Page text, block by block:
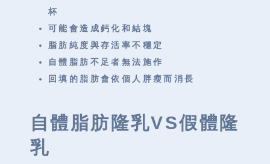
杯
可能會造成鈣化和結塊
脂肪純度與存活率不穩定
自體脂肪不足者無法施作
回填的脂肪會依個人胖瘦而消長
自體脂肪隆乳VS假體隆
乳